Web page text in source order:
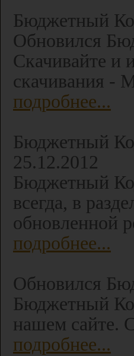
Бюджетный
Обновился
Скачивайте и
скачивания -
подробнее...
Бюджетный
25.12.2012
Бюджетный
всегда, в
обновленной
подробнее...
Обновился
Бюджетный
нашем сайте.
подробнее...